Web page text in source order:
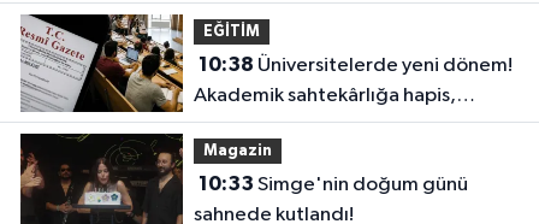
EĞİTİM
10:38
Akademik sahtekârlığa hapis,
öğrencilere dönüş yolu
Magazin
10:33
sahnede kutlandı!